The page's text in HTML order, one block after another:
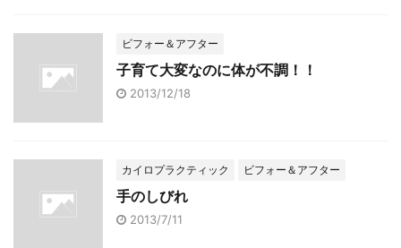
ビフォー＆アフター
子育て大変なのに体が不調！！
2013/12/18
カイロプラクティック ビフォー＆アフター
手のしびれ
2013/7/11